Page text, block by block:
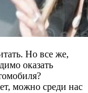
Но все же,
оказать
можно среди нас